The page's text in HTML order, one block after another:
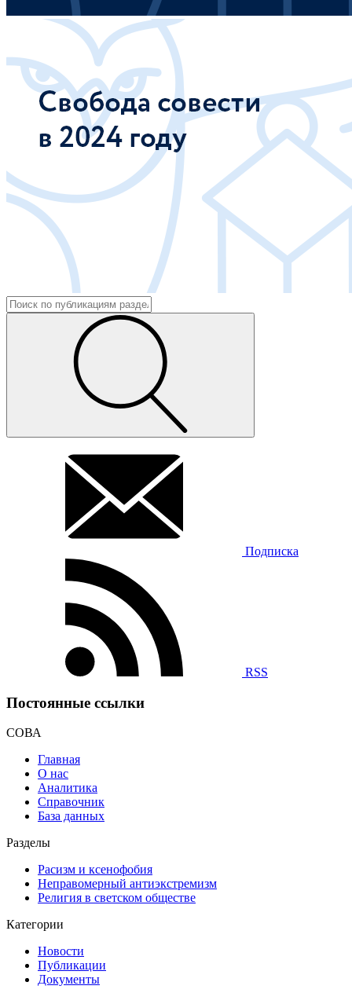
Подписка
RSS
Постоянные ссылки
СОВА
Главная
О нас
Аналитика
Справочник
База данных
Разделы
Расизм и ксенофобия
Неправомерный антиэкстремизм
Религия в светском обществе
Категории
Новости
Публикации
Документы